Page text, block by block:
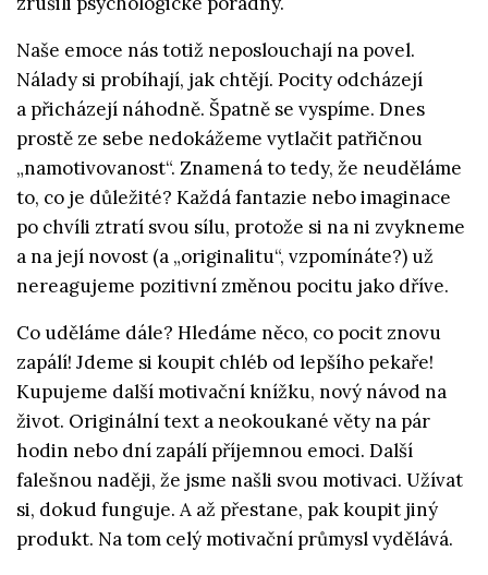
Naše emoce nás totiž neposlouchají na povel.
Nálady si probíhají, jak chtějí. Pocity odcházejí
a přicházejí náhodně. Špatně se vyspíme. Dnes
prostě ze sebe nedokážeme vytlačit patřičnou
„namotivovanost“. Znamená to tedy, že neuděláme
to, co je důležité? Každá fantazie nebo imaginace
po chvíli ztratí svou sílu, protože si na ni zvykneme
a na její novost (a „originalitu“, vzpomínáte?) už
nereagujeme pozitivní změnou pocitu jako dříve.
Co uděláme dále? Hledáme něco, co pocit znovu
zapálí! Jdeme si koupit chléb od lepšího pekaře!
Kupujeme další motivační knížku, nový návod na
život. Originální text a neokoukané věty na pár
hodin nebo dní zapálí příjemnou emoci. Další
falešnou naději, že jsme našli svou motivaci. Užívat
si, dokud funguje. A až přestane, pak koupit jiný
produkt. Na tom celý motivační průmysl vydělává.